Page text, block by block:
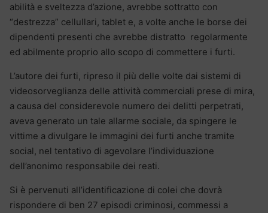
abilità e sveltezza d’azione, avrebbe sottratto con
“destrezza” cellullari, tablet e, a volte anche le borse dei
dipendenti presenti che avrebbe distratto regolarmente
ed abilmente proprio allo scopo di commettere i furti.
L’autore dei furti, ripreso il più delle volte dai sistemi di
videosorveglianza delle attività commerciali prese di mira,
a causa del considerevole numero dei delitti perpetrati,
aveva generato un tale allarme sociale, da spingere le
vittime a divulgare le immagini dei furti anche tramite
social, nel tentativo di agevolare l’individuazione
dell’anonimo responsabile dei reati.
Si è pervenuti all’identificazione di colei che dovrà
rispondere di ben 27 episodi criminosi, commessi a